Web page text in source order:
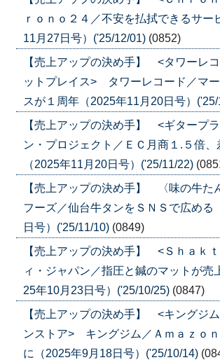
ｒｏｎｏ２４／不安を払拭できるサー
11月27日号）('25/12/01) (0852)
【売上アップの決め手】 <タワーレ
ットプレイス> タワーレコード／マ
スが１周年（2025年11月20日号）
【売上アップの決め手】 <ギタープ
ン・プロジェクト／ＥＣ月商１.５倍、
（2025年11月20日号）('25/11/22)
【売上アップの決め手】 〈味の牛た
フーズ／仙台牛タンをＳＮＳで広める
日号）('25/11/10) (0849)
【売上アップの決め手】 <Ｓｈａｋ
ィ・ジャパン／指圧と鍼のマットが売
25年10月23日号）('25/10/25) (0847)
【売上アップの決め手】 <キングジ
ンストア> キングジム／Ａｍａｚｏ
に（2025年9月18日号）('25/10/14)